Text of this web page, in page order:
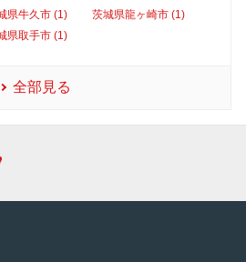
県牛久市 (1)
茨城県龍ヶ崎市 (1)
県取手市 (1)
全部見る